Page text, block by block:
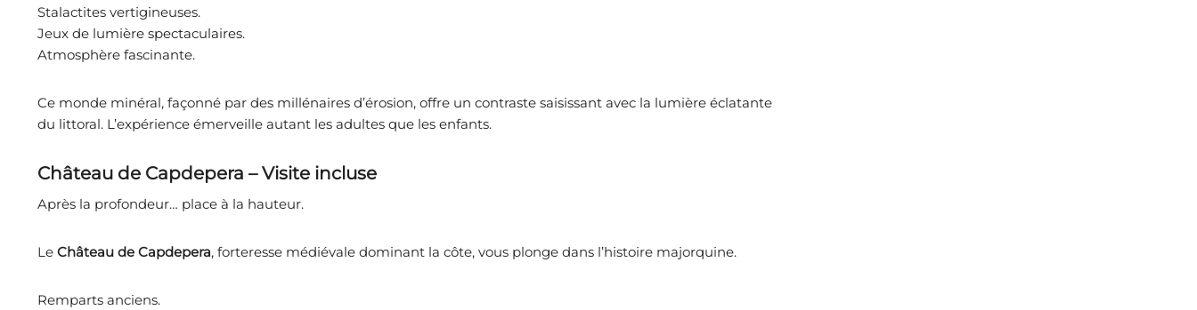
Stalactites vertigineuses.
Jeux de lumière spectaculaires.
Atmosphère fascinante.
Ce monde minéral, façonné par des millénaires d’érosion, offre un contraste saisissant avec la lumière éclatante
du littoral. L’expérience émerveille autant les adultes que les enfants.
Château de Capdepera – Visite incluse
Après la profondeur… place à la hauteur.
Le Château de Capdepera, forteresse médiévale dominant la côte, vous plonge dans l’histoire majorquine.
Remparts anciens.